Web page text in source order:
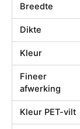
Breedte
Dikte
Kleur
Fineer
afwerking
Kleur PET-vilt